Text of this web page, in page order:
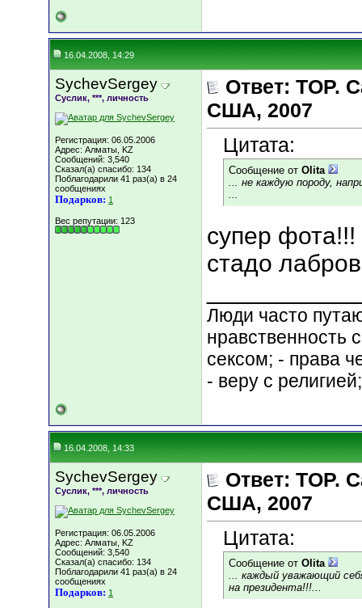
16.04.2008, 14:29
SychevSergey
Суслик, ***, личность
Регистрация: 06.05.2006
Адрес: Алматы, KZ
Сообщений: 3,540
Сказал(а) спасибо: 134
Поблагодарили 41 раз(а) в 24
сообщениях
Подарков: 1
Вес репутации: 123
Ответ: TOP.
США, 2007
Цитата:
Сообщение от Olita
... не каждую породу,
...
супер фота!!!
стадо
Люди часто
нравственность
сексом; - права
- веру с
16.04.2008, 14:33
SychevSergey
Суслик, ***, личность
Регистрация: 06.05.2006
Адрес: Алматы, KZ
Сообщений: 3,540
Сказал(а) спасибо: 134
Поблагодарили 41 раз(а) в 24
сообщениях
Подарков: 1
Ответ: TOP.
США, 2007
Цитата:
Сообщение от Olita
... каждый уважающий
на президента!!!...